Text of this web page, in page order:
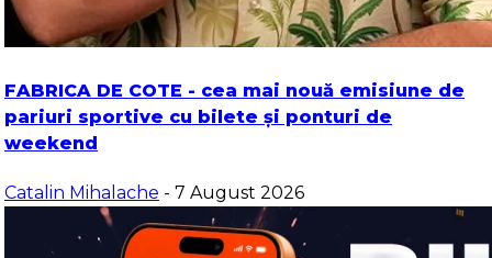
FABRICA DE COTE - cea mai nouă emisiune de
pariuri sportive cu bilete și ponturi de
weekend
Catalin Mihalache - 7 August 2026